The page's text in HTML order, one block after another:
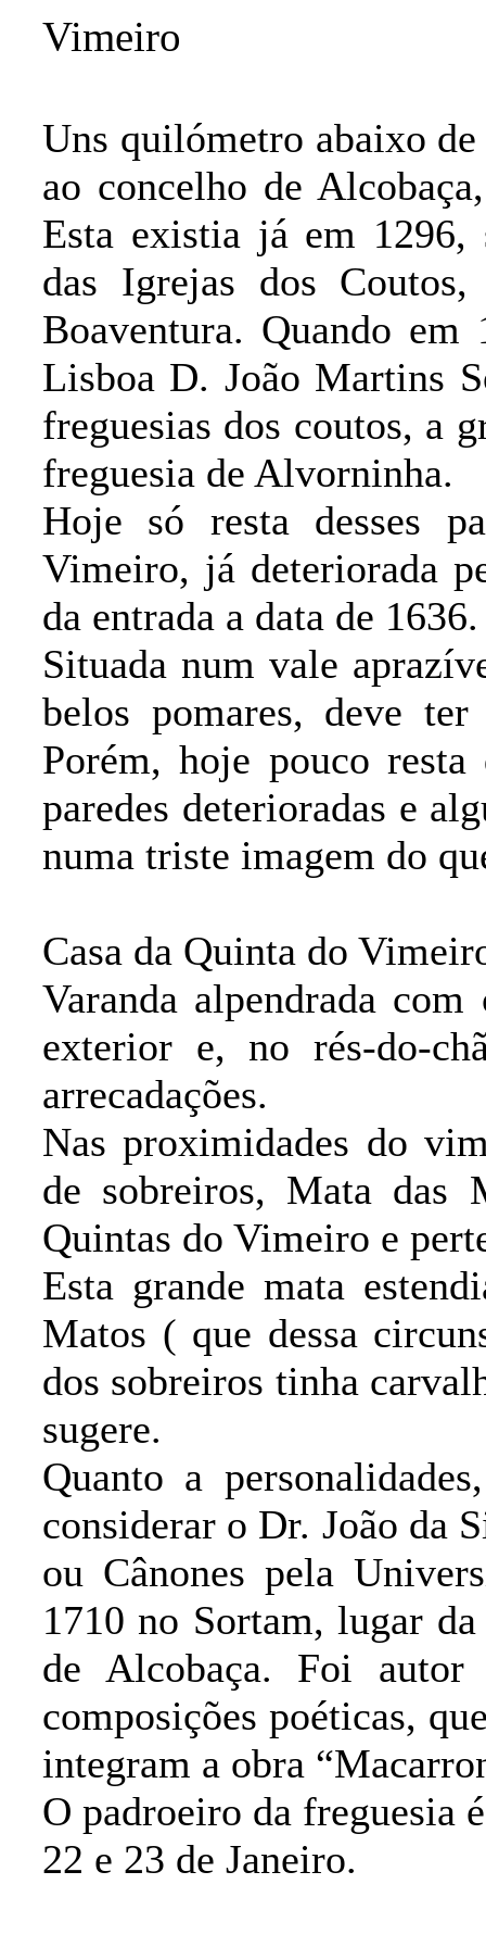
Vimeiro
Uns quilómetro abaixo
ao concelho de
Esta existia já em 1296,
das Igrejas dos
Boaventura. Quando
Lisboa D. João Martins
freguesias dos coutos, a
freguesia de Alvorninha.
Hoje só resta desses
Vimeiro, já deteriorada
da entrada a data de 1636.
Situada num vale
belos pomares, deve
Porém, hoje pouco resta
paredes deterioradas e
numa triste imagem do
Casa da Quinta do
Varanda alpendrada
exterior e, no rés-do-
arrecadações.
Nas proximidades do
de sobreiros, Mata das
Quintas do Vimeiro e
Esta grande mata
Matos ( que dessa
dos sobreiros tinha
sugere.
Quanto a
considerar o Dr. João da
ou Cânones pela
1710 no Sortam, lugar
de Alcobaça. Foi
composições poéticas,
integram a obra
O padroeiro da freguesia
22 e 23 de Janeiro.